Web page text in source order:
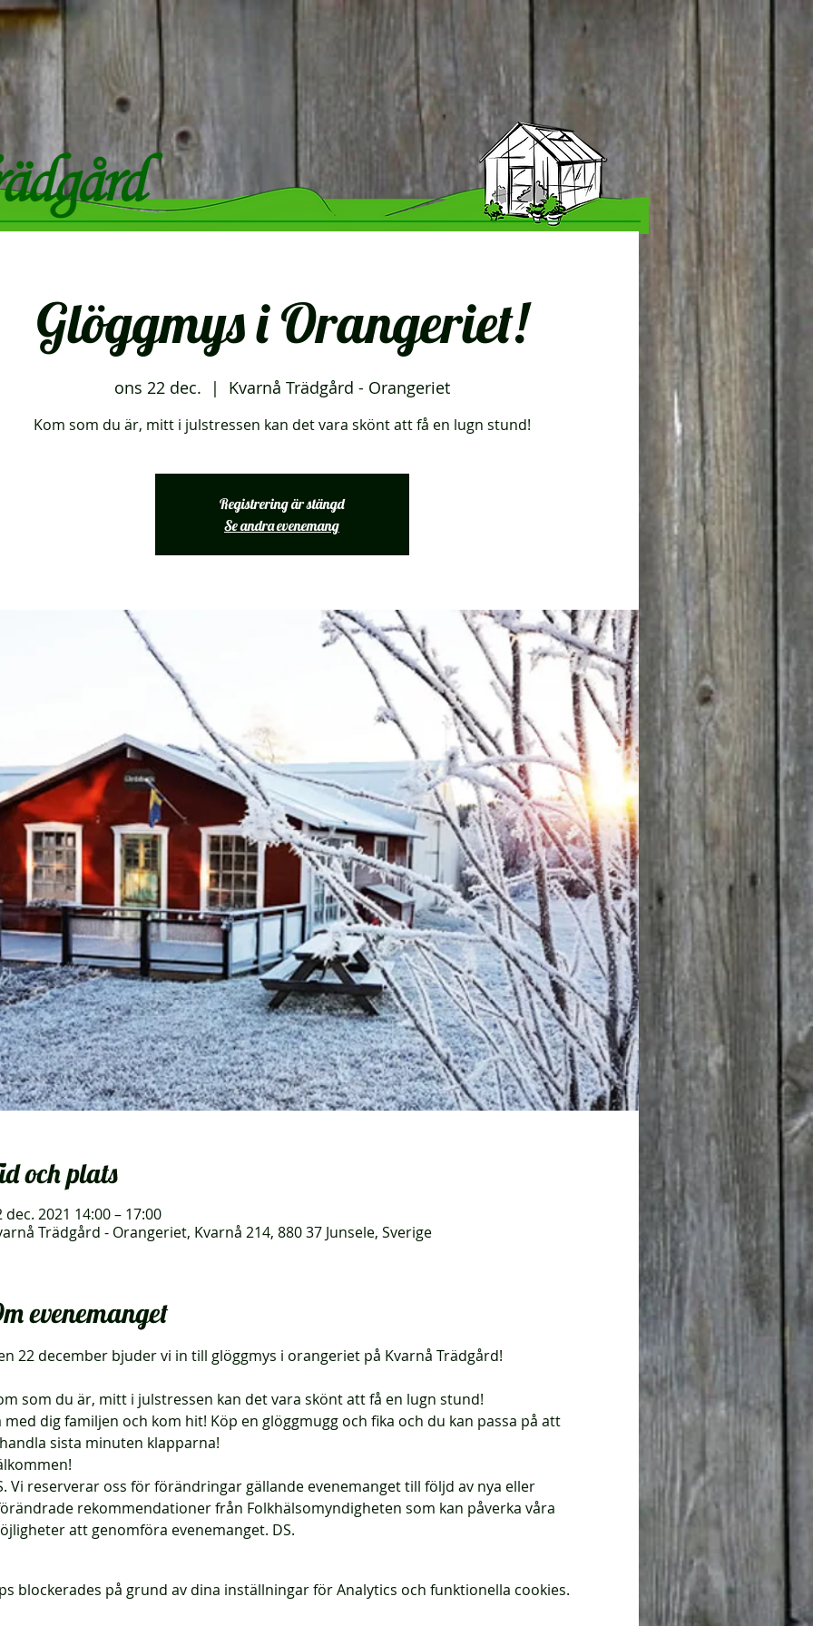
Glöggmys i Orangeriet!
ons 22 dec.
  |
Kvarnå Trädgård - Orangeriet
Kom som du är, mitt i julstressen kan det vara skönt att få en lugn stund!
Registrering är stängd
Se andra evenemang
och plats
dec. 2021 14:00 – 17:00
Trädgård - Orangeriet, Kvarnå 214, 880 37 Junsele, Sverige
evenemanget
22 december bjuder vi in till glöggmys i orangeriet på Kvarnå Trädgård!
som du är, mitt i julstressen kan det vara skönt att få en lugn stund!
med dig familjen och kom hit! Köp en glöggmugg och fika och du kan passa på att
sista minuten klapparna!
Vi reserverar oss för förändringar gällande evenemanget till följd av nya eller
rekommendationer från Folkhälsomyndigheten som kan påverka våra
att genomföra evenemanget. DS.
blockerades på grund av dina inställningar för Analytics och funktionella cookies.